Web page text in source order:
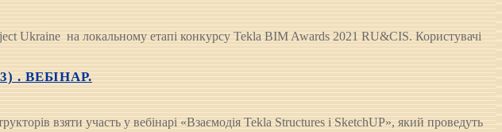
на локальному етапі конкурсу Tekla BIM Awards 2021 RU&CIS. Користувачі
. ВЕБІНАР.
взяти участь у вебінарі «Взаємодія Tekla Structures і SketchUP», який проведуть